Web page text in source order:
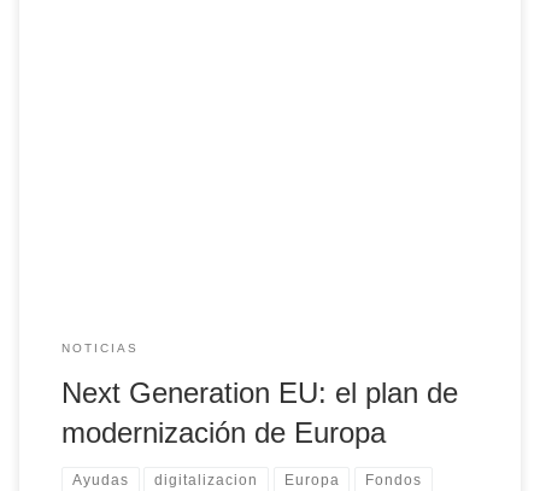
NOTICIAS
Next Generation EU: el plan de
modernización de Europa
Ayudas digitalizacion Europa Fondos